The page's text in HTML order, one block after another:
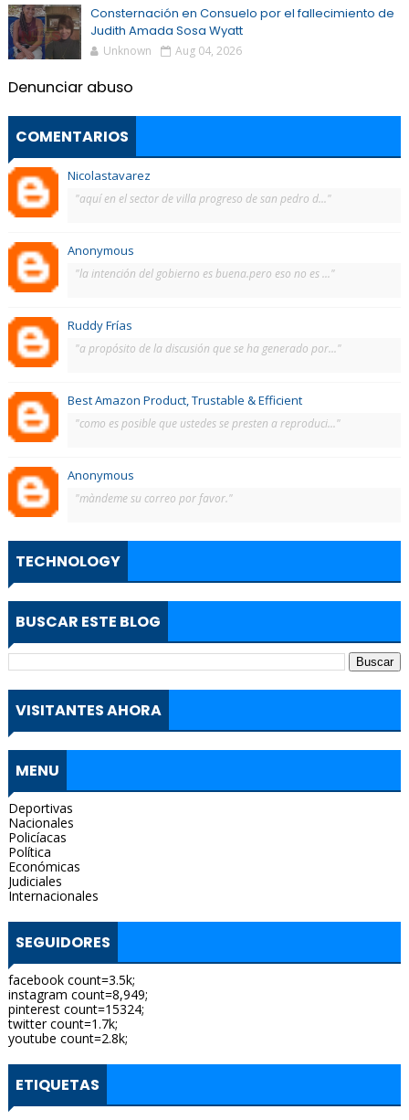
Consternación en Consuelo por el fallecimiento de
Judith Amada Sosa Wyatt
Unknown Aug 04, 2026
Denunciar abuso
COMENTARIOS
Nicolastavarez
"aquí en el sector de villa progreso de san pedro d..."
Anonymous
"la intención del gobierno es buena.pero eso no es ..."
Ruddy Frías
"a propósito de la discusión que se ha generado por..."
Best Amazon Product, Trustable & Efficient
"como es posible que ustedes se presten a reproduci..."
Anonymous
"màndeme su correo por favor."
TECHNOLOGY
BUSCAR ESTE BLOG
VISITANTES AHORA
MENU
Deportivas
Nacionales
Policíacas
Política
Económicas
Judiciales
Internacionales
SEGUIDORES
facebook count=3.5k;
instagram count=8,949;
pinterest count=15324;
twitter count=1.7k;
youtube count=2.8k;
ETIQUETAS